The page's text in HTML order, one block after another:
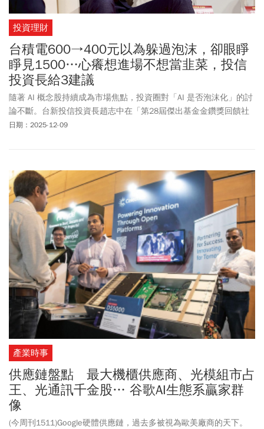
投資理財
台積電600→400元以為躲過泡沫，卻眼睜
睜見1500…心癢想進場不想當韭菜，投信
投資長給3建議
隨著 AI 概念股持續成為市場焦點，投資圈對「AI 是否泡沫化」的討
論不斷。台新投信投資長趙志中在「第28屆傑出基金金鑽獎回饋社
會公益活動」捐贈儀式暨公益論壇上直言：「只要有人的地方就一
日期：2025-12-09
產業時事
供應鏈盤點 最大機櫃供應商、光模組市占
王、光通訊千金股… 谷歌AI生態系贏家群
像
(今周刊1511)Google硬體供應鏈，過去多被視為歐美廠商的天下。